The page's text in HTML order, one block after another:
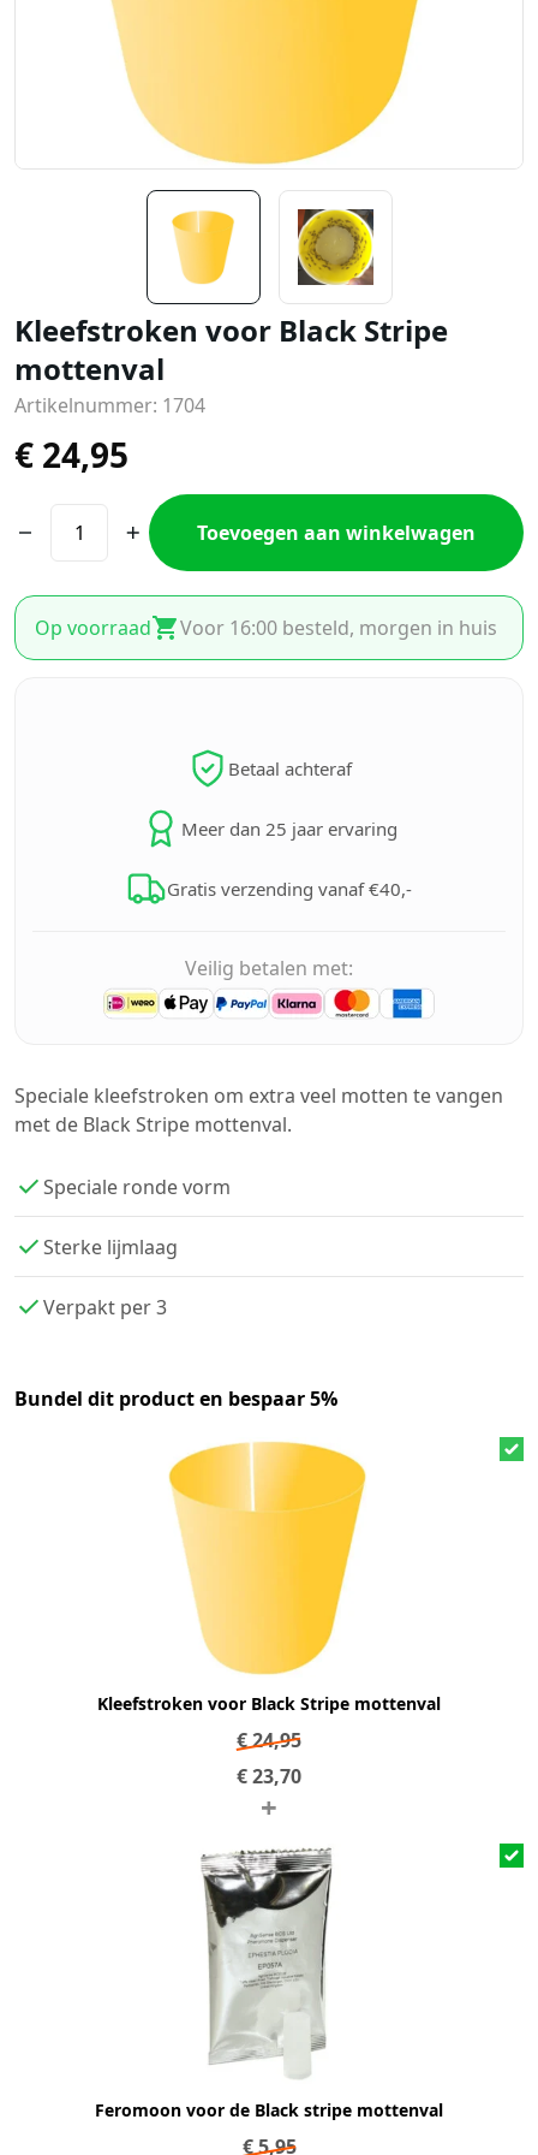
Kleefstroken voor Black Stripe
mottenval
Artikelnummer: 1704
€ 24,95
Toevoegen aan winkelwagen
Op voorraad Voor 16:00 besteld, morgen in huis
Betaal achteraf
Meer dan 25 jaar ervaring
Gratis verzending vanaf €40,-
Veilig betalen met:
Speciale kleefstroken om extra veel motten te vangen
met de Black Stripe mottenval.
Speciale ronde vorm
Sterke lijmlaag
Verpakt per 3
Bundel dit product en bespaar 5%
Kleefstroken voor Black Stripe mottenval
€24,95
€23,70
+
Feromoon voor de Black stripe mottenval
€5,95